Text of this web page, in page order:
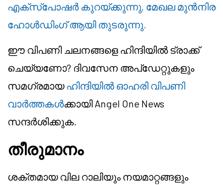
എക്സ്പോഷർ കുറയ്ക്കുന്നു, മേഖല മുൻനിര
ഹോൾഡിംഗ് ആയി തുടരുന്നു.
ഈ വിപണി ചലനങ്ങളെ ഹിന്ദിയിൽ ട്രാക്ക്
ചെയ്യണോ? ദിവസേന അപ്ഡേറ്റുകളും
സമഗ്രമായ ഹിന്ദിയിൽ ഓഹരി വിപണി
വാർത്തകൾക്കായി Angel One News
സന്ദർശിക്കുക.
തീരുമാനം
ശക്തമായ വില റാലിയും നയമാറ്റങ്ങളും